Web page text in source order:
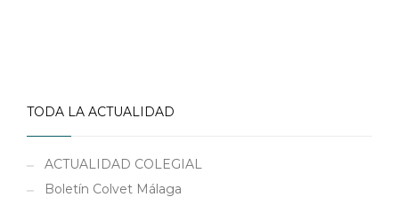
TODA LA ACTUALIDAD
ACTUALIDAD COLEGIAL
Boletín Colvet Málaga